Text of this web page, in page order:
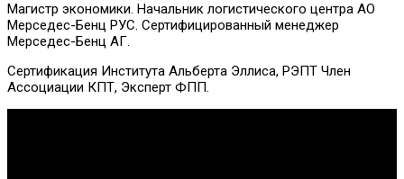
Магистр экономики. Начальник логистического центра АО
Мерседес-Бенц РУС. Сертифицированный менеджер
Мерседес-Бенц АГ.
Сертификация Института Альберта Эллиса, РЭПТ Член
Ассоциации КПТ, Эксперт ФПП.